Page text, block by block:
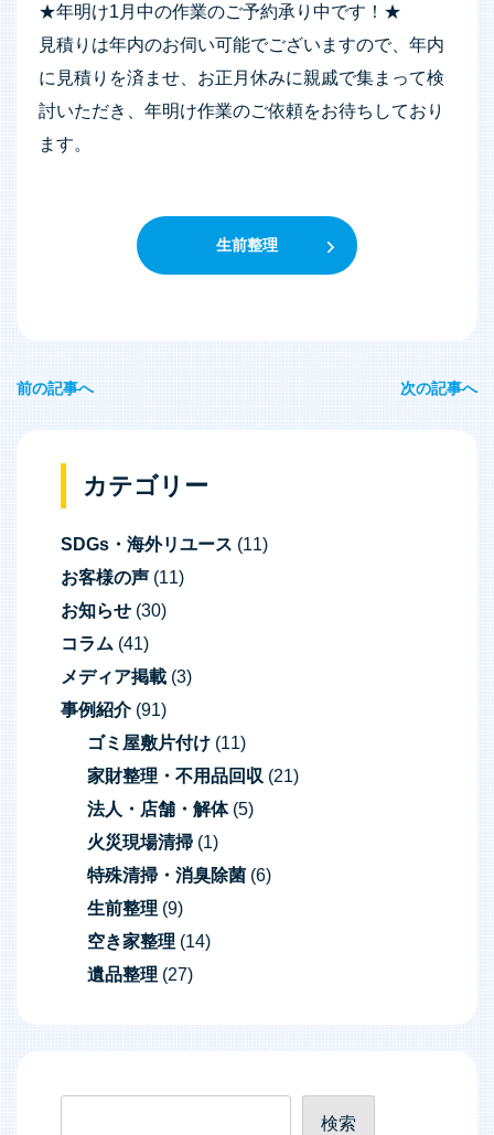
★年明け1月中の作業のご予約承り中です！★
見積りは年内のお伺い可能でございますので、年内
に見積りを済ませ、お正月休みに親戚で集まって検
討いただき、年明け作業のご依頼をお待ちしており
ます。
生前整理
投
前の記事へ 次の記事へ
カテゴリー
SDGs・海外リユース (11)
お客様の声 (11)
お知らせ (30)
コラム (41)
メディア掲載 (3)
事例紹介(91)
ゴミ屋敷片付け (11)
家財整理・不用品回収 (21)
法人・店舗・解体(5)
火災現場清掃 (1)
特殊清掃・消臭除菌 (6)
生前整理 (9)
空き家整理 (14)
遺品整理 (27)
検索